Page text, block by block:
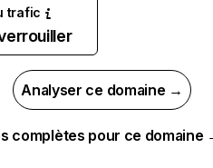
trafic
Analyser ce domaine →
complètes pour ce domaine